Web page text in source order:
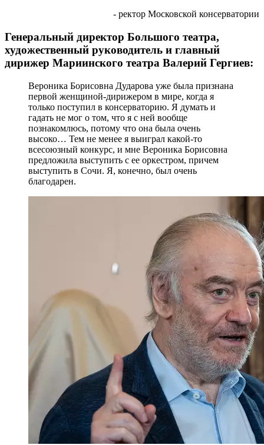
- ректор Московской консерватории
Генеральный директор Большого театра,
художественный руководитель и главный
дирижер Мариинского театра Валерий Гергиев:
Вероника Борисовна Дударова уже была признана
первой женщиной-дирижером в мире, когда я
только поступил в консерваторию. Я думать и
гадать не мог о том, что я с ней вообще
познакомлюсь, потому что она была очень
высоко… Тем не менее я выиграл какой-то
всесоюзный конкурс, и мне Вероника Борисовна
предложила выступить с ее оркестром, причем
выступить в Сочи. Я, конечно, был очень
благодарен.